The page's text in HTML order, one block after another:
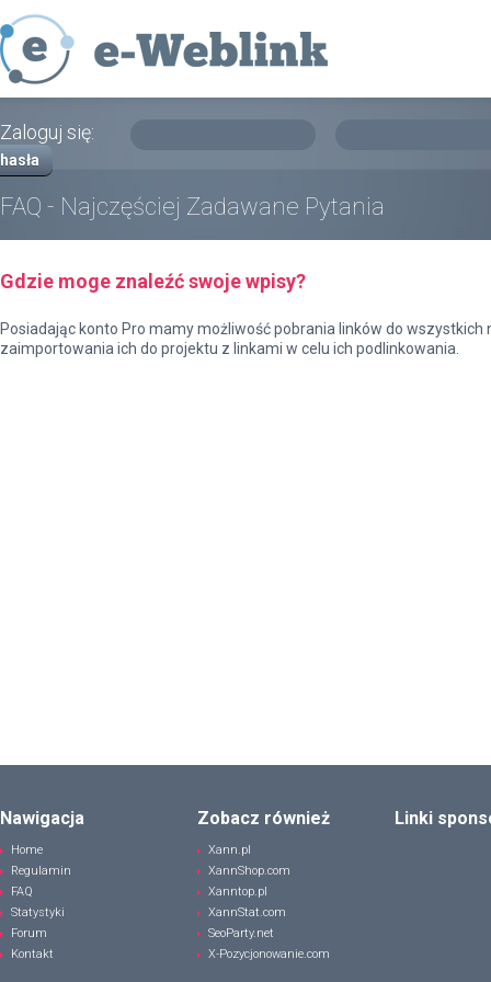
Zaloguj się:
hasła
FAQ - Najczęściej Zadawane Pytania
Gdzie moge znaleźć swoje wpisy?
Posiadając konto Pro mamy możliwość pobrania linków do
zaimportowania ich do projektu z linkami w celu ich podlinkowania.
Nawigacja
Home
Regulamin
FAQ
Statystyki
Forum
Kontakt
Zobacz również
Xann.pl
XannShop.com
Xanntop.pl
XannStat.com
SeoParty.net
X-Pozycjonowanie.com
Linki